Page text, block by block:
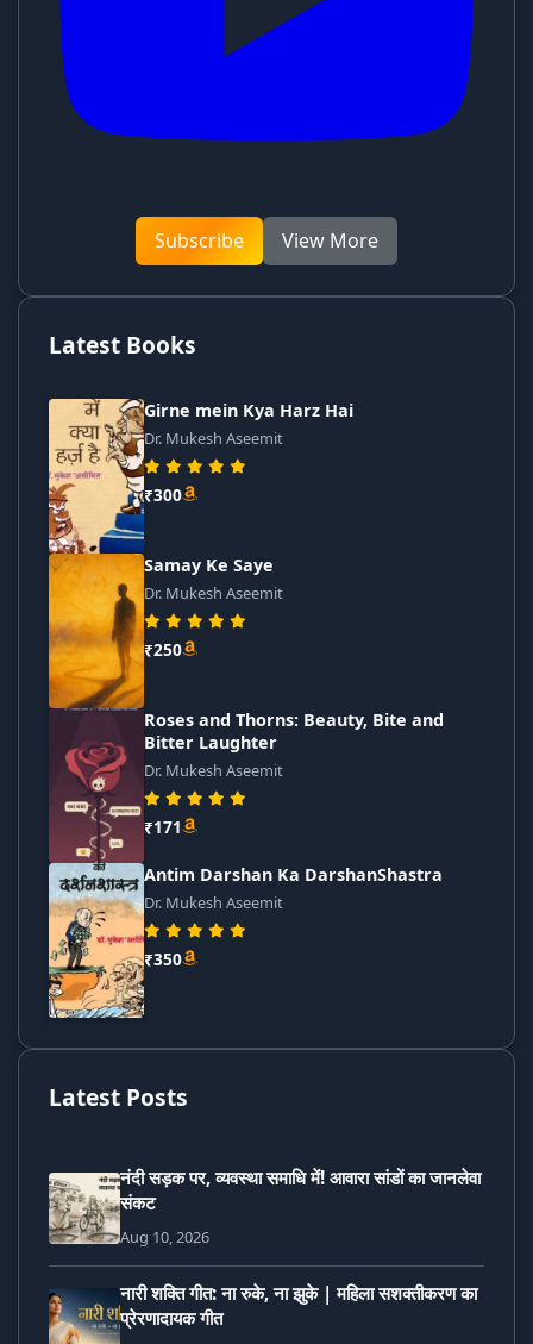
Subscribe View More
Latest Books
Girne mein Kya Harz Hai
Dr. Mukesh Aseemit
₹300
Samay Ke Saye
Dr. Mukesh Aseemit
₹250
Roses and Thorns: Beauty, Bite and
Bitter Laughter
Dr. Mukesh Aseemit
₹171
Antim Darshan Ka DarshanShastra
Dr. Mukesh Aseemit
₹350
Latest Posts
नंदी सड़क पर, व्यवस्था समाधि में! आवारा सांडों का जानलेवा
संकट
Aug 10, 2026
नारी शक्ति गीत: ना रुके, ना झुके | महिला सशक्तीकरण का
प्रेरणादायक गीत